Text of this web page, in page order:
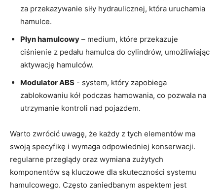
za przekazywanie siły hydraulicznej, która uruchamia
hamulce.
Płyn ⁣hamulcowy – medium, które przekazuje
ciśnienie z pedału hamulca do‌ cylindrów, umożliwiając
aktywację‌ hamulców.
Modulator ABS -‍ system,​ który zapobiega
zablokowaniu kół podczas hamowania, co pozwala na
utrzymanie kontroli nad‍ pojazdem.
Warto zwrócić uwagę, że każdy z​ tych elementów ma
swoją specyfikę i wymaga odpowiedniej konserwacji.
regularne przeglądy oraz wymiana zużytych
komponentów są kluczowe dla skuteczności systemu
hamulcowego. Często zaniedbanym aspektem jest